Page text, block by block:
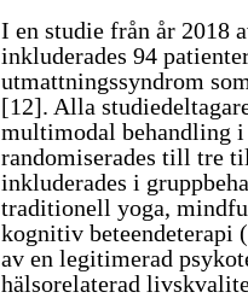
I en studie från år 2018
inkluderades 94
utmattningssyndrom
[12]. Alla
multimodal behandling i
randomiserades till tre
inkluderades i
traditionell yoga,
kognitiv beteendeterapi
av en legitimerad
hälsorelaterad